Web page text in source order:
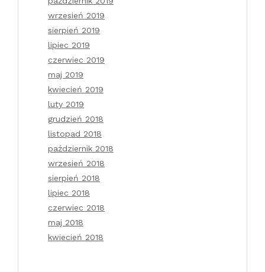
wrzesień 2019
sierpień 2019
lipiec 2019
czerwiec 2019
maj 2019
kwiecień 2019
luty 2019
grudzień 2018
listopad 2018
październik 2018
wrzesień 2018
sierpień 2018
lipiec 2018
czerwiec 2018
maj 2018
kwiecień 2018